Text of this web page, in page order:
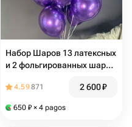
Набор Шаров 13 латексных
и 2 фольгированных шаров
4.59871 2 600₽
650 ₽ × 4 pagos